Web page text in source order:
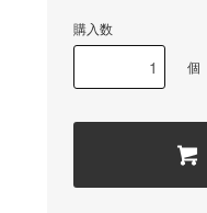
購入数
個